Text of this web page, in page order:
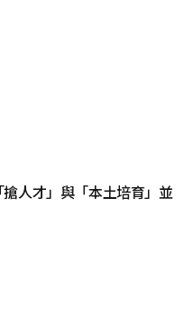
人才」與「本土培育」並